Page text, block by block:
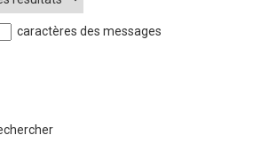
caractères des messages